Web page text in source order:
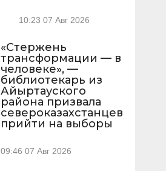
10:23 07 Авг 2026
«Стержень
трансформации — в
человеке», —
библиотекарь из
Айыртауского
района призвала
североказахстанцев
прийти на выборы
09:46 07 Авг 2026